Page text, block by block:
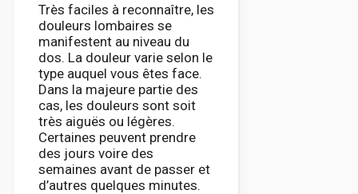
Très faciles à reconnaître, les
douleurs lombaires se
manifestent au niveau du
dos. La douleur varie selon le
type auquel vous êtes face.
Dans la majeure partie des
cas, les douleurs sont soit
très aiguës ou légères.
Certaines peuvent prendre
des jours voire des
semaines avant de passer et
d’autres quelques minutes.